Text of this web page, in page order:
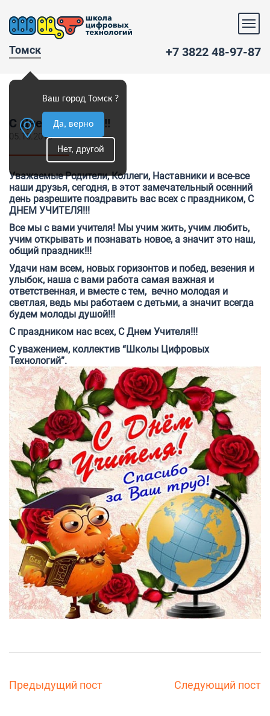
Томск
Ваш город Томск ?
Да, верно
Нет, другой
+7 3822 48-97-87
С Днем Учителя!!!
05.10.2018
Уважаемые Родители, Коллеги, Наставники и все-все
наши друзья, сегодня, в этот замечательный осенний
день разрешите поздравить вас всех с праздником, С
ДНЕМ УЧИТЕЛЯ!!!
Все мы с вами учителя! Мы учим жить, учим любить,
учим открывать и познавать новое, а значит это наш,
общий праздник!!!
Удачи нам всем, новых горизонтов и побед, везения и
улыбок, наша с вами работа самая важная и
ответственная, и вместе с тем, вечно молодая и
светлая, ведь мы работаем с детьми, а значит всегда
будем молоды душой!!!
С праздником нас всех, С Днем Учителя!!!
С уважением, коллектив “Школы Цифровых
Технологий”.
Предыдущий пост Следующий пост